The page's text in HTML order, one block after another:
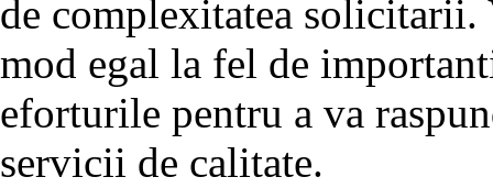
de complexitatea
mod egal la fel de
eforturile pentru a va
servicii de calitate.